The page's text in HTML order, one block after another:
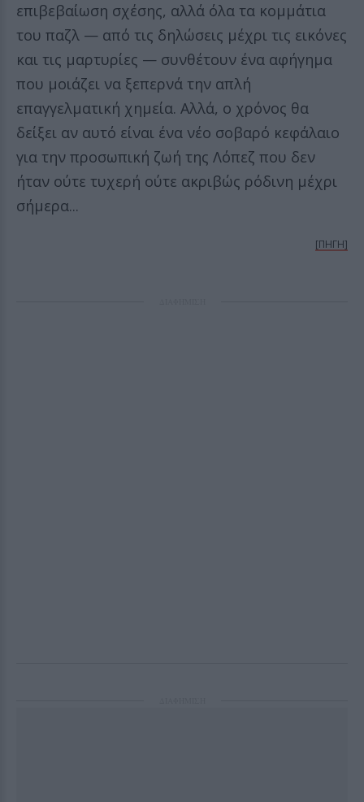
επιβεβαίωση σχέσης, αλλά όλα τα κομμάτια
του παζλ — από τις δηλώσεις μέχρι τις εικόνες
και τις μαρτυρίες — συνθέτουν ένα αφήγημα
που μοιάζει να ξεπερνά την απλή
επαγγελματική χημεία. Αλλά, ο χρόνος θα
δείξει αν αυτό είναι ένα νέο σοβαρό κεφάλαιο
για την προσωπική ζωή της Λόπεζ που δεν
ήταν ούτε τυχερή ούτε ακριβώς ρόδινη μέχρι
σήμερα...
[ΠΗΓΗ]